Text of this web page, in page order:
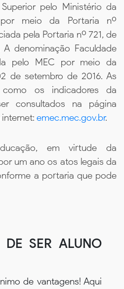
pelo Ministério da
meio da Portaria nº
pela Portaria nº 721, de
denominação Faculdade
pelo MEC por meio da
de setembro de 2016. As
como os indicadores da
consultados na página
emec.mec.gov.br.
em virtude da
um ano os atos legais da
a portaria que pode
DE SER ALUNO
de vantagens! Aqui